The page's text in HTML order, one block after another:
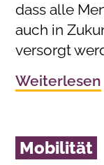
dass alle
auch in
versorgt
Weiterlesen
Mobilität